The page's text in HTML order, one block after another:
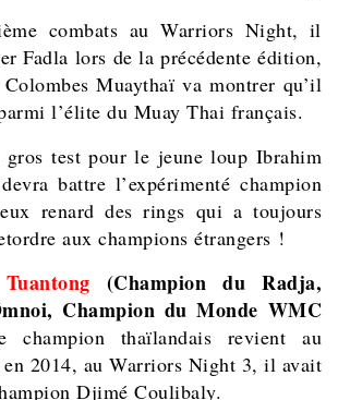
combats au Warriors Night, il
Fadla lors de la précédente édition,
Muaythaï va montrer qu’il
l’élite du Muay Thai français.
test pour le jeune loup Ibrahim
battre l’expérimenté champion
renard des rings qui a toujours
aux champions étrangers !
(Champion du Radja,
Champion du Monde WMC
champion thaïlandais revient au
2014, au Warriors Night 3, il avait
Djimé Coulibaly.